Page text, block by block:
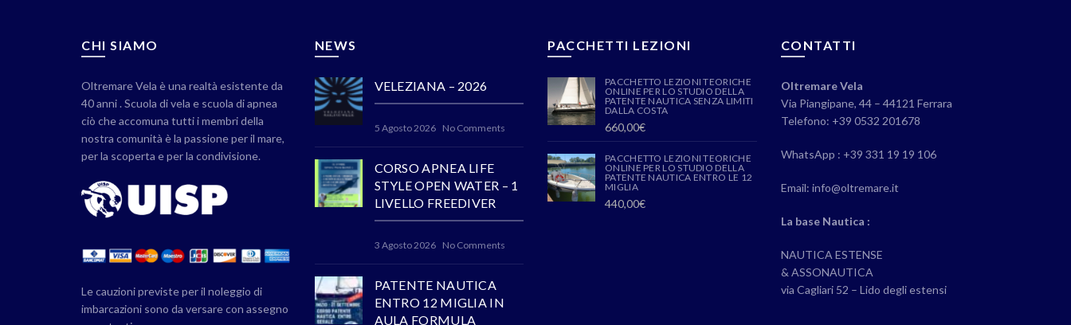
CHI SIAMO
Oltremare Vela è una realtà esistente da
40 anni . Scuola di vela e scuola di apnea
ciò che accomuna tutti i membri della
nostra comunità è la passione per il mare,
per la scoperta e per la condivisione.
Le cauzioni previste per il noleggio di
imbarcazioni sono da versare con assegno
NEWS
VELEZIANA – 2026
5 Agosto 2026 No Comments
CORSO APNEA LIFE
STYLE OPEN WATER – 1
LIVELLO FREEDIVER
3 Agosto 2026 No Comments
PATENTE NAUTICA
ENTRO 12 MIGLIA IN
AULA FORMULA
PACCHETTI LEZIONI
PACCHETTO LEZIONI TEORICHE
ONLINE PER LO STUDIO DELLA
PATENTE NAUTICA SENZA LIMITI
DALLA COSTA
660,00€
PACCHETTO LEZIONI TEORICHE
ONLINE PER LO STUDIO DELLA
PATENTE NAUTICA ENTRO LE 12
MIGLIA
440,00€
CONTATTI
Oltremare Vela
Via Piangipane, 44 – 44121 Ferrara
Telefono: +39 0532 201678
WhatsApp : +39 331 19 19 106
Email: info@oltremare.it
La base Nautica :
NAUTICA ESTENSE
& ASSONAUTICA
via Cagliari 52 – Lido degli estensi